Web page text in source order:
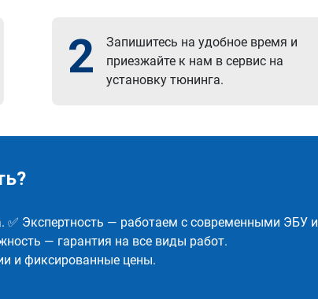
2
Запишитесь на удобное время и
приезжайте к нам в сервис на
установку тюнинга.
✅ Экспертность — работаем с современными ЭБУ и
— гарантия на все виды работ.
и фиксированные цены.